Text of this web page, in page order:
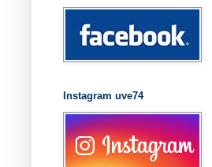
Instagram uve74